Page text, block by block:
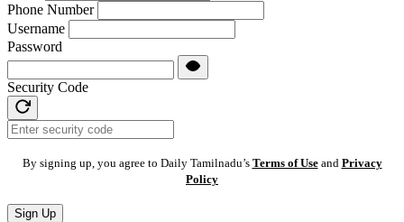
Phone Number
Username
Password
Security Code
By signing up, you agree to Daily Tamilnadu’s Terms of Useand Privacy
Policy
Sign Up